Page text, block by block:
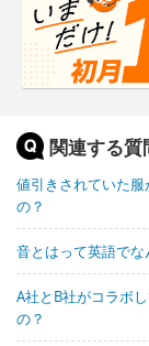
関連する質
値引きされていた
の？
音とはって英語でな
A社とB社がコラボ
の？